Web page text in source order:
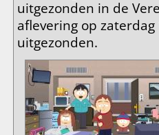
uitgezonden in de
aflevering op
uitgezonden.